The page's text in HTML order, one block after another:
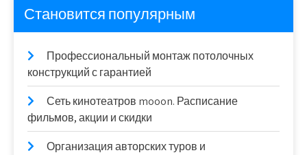
Становится популярным
Профессиональный монтаж потолочных
конструкций с гарантией
Сеть кинотеатров mooon. Расписание
фильмов, акции и скидки
Организация авторских туров и